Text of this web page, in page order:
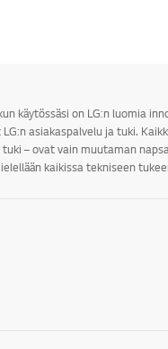
käytössäsi on LG:n luomia
asiakaspalvelu ja tuki.
– ovat vain muutaman
kaikissa tekniseen